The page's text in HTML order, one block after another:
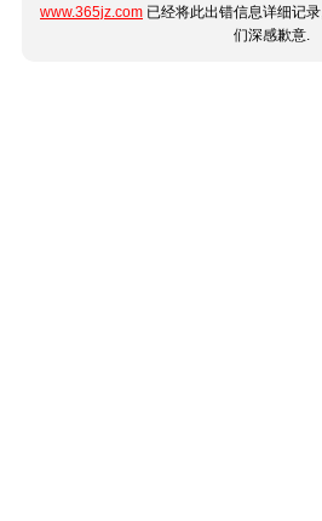
www.365jz.com 已经将此出错信息详细记
们深感歉意.